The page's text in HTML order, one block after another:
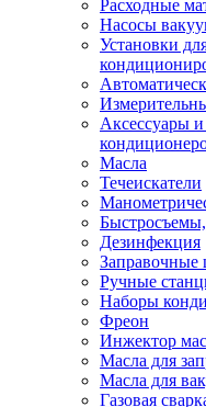
Расходные
Насосы
Установки
Аксессуары
Масла
Течеискатели
Дезинфекция
Заправочные
Ручные
Наборы
Фреон
Инжектор
Масла для
Масла для
Газовая